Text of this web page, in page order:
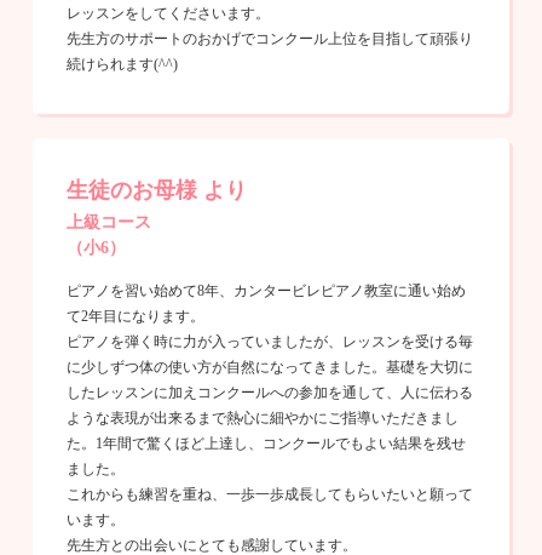
レッスンをしてくださいます。
先生方のサポートのおかげでコンクール上位を目指して頑張り
続けられます(^^)
生徒のお母様 より
上級コース
（小6）
ピアノを習い始めて8年、カンタービレピアノ教室に通い始め
て2年目になります。
ピアノを弾く時に力が入っていましたが、レッスンを受ける毎
に少しずつ体の使い方が自然になってきました。基礎を大切に
したレッスンに加えコンクールへの参加を通して、人に伝わる
ような表現が出来るまで熱心に細やかにご指導いただきまし
た。1年間で驚くほど上達し、コンクールでもよい結果を残せ
ました。
これからも練習を重ね、一歩一歩成長してもらいたいと願って
います。
先生方との出会いにとても感謝しています。